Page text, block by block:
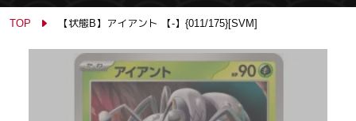
TOP 【状態B】アイアント 【-】{011/175}[SVM]